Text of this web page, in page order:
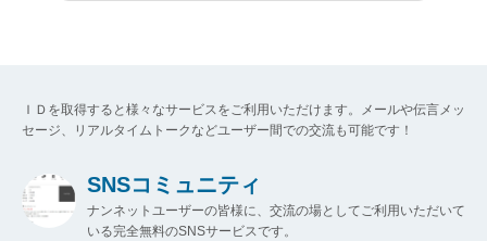
ＩＤを取得すると様々なサービスをご利用いただけます。メールや伝言メッ
セージ、リアルタイムトークなどユーザー間での交流も可能です！
SNSコミュニティ
ナンネットユーザーの皆様に、交流の場としてご利用いただいて
いる完全無料のSNSサービスです。